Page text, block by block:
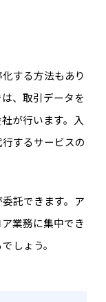
する方法もあり
、取引データを
が行います。入
するサービスの
託できます。ア
業務に集中でき
しょう。